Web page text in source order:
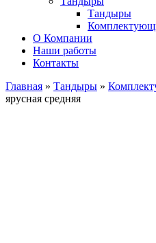
Тандыры
О Компании
Наши работы
Контакты
Главная » Тандыры »
ярусная средняя